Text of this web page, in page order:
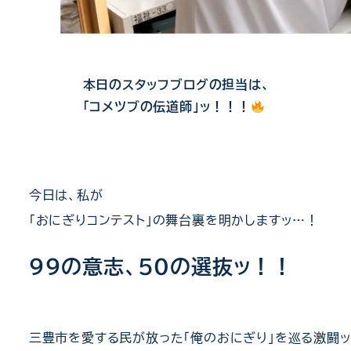
本日のスタッフブログの担当は、
「コメツブの伝道師」ッ！！！
今日は、私が
「おにぎりコンテスト」の舞台裏を明かしますッ…！
99の意志、50の選抜ッ！！
三豊市を愛する民が放った「俺のおにぎり」を巡る激闘